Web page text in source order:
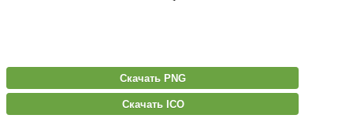
Скачать PNG
Скачать ICO